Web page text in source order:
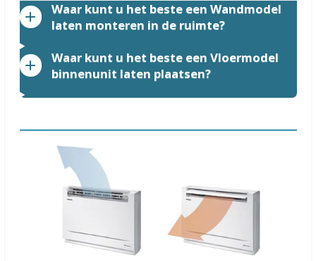
Waar kunt u het beste een Wandmodel
laten monteren in de ruimte?
Waar kunt u het beste een Vloermodel
binnenunit laten plaatsen?